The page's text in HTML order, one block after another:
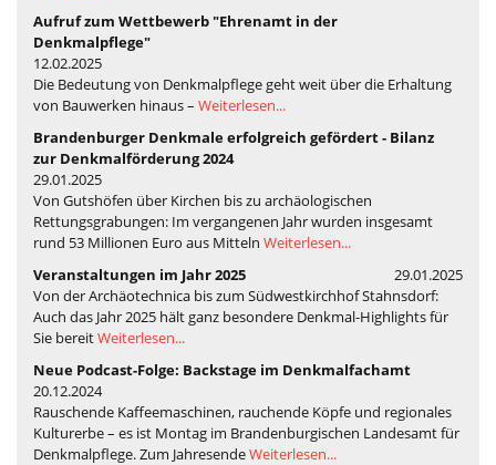
Aufruf zum Wettbewerb "Ehrenamt in der
Denkmalpflege"
12.02.2025
Die Bedeutung von Denkmalpflege geht weit über die Erhaltung
von Bauwerken hinaus – Weiterlesen...
Brandenburger Denkmale erfolgreich gefördert - Bilanz
zur Denkmalförderung 2024
29.01.2025
Von Gutshöfen über Kirchen bis zu archäologischen
Rettungsgrabungen: Im vergangenen Jahr wurden insgesamt
rund 53 Millionen Euro aus Mitteln Weiterlesen...
Veranstaltungen im Jahr 2025
29.01.2025
Von der Archäotechnica bis zum Südwestkirchhof Stahnsdorf:
Auch das Jahr 2025 hält ganz besondere Denkmal-Highlights für
Sie bereitWeiterlesen...
Neue Podcast-Folge: Backstage im Denkmalfachamt
20.12.2024
Rauschende Kaffeemaschinen, rauchende Köpfe und regionales
Kulturerbe – es ist Montag im Brandenburgischen Landesamt für
Denkmalpflege. Zum JahresendeWeiterlesen...